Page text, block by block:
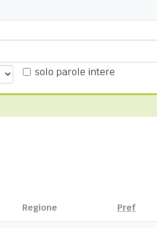
solo parole intere
Regione Pref